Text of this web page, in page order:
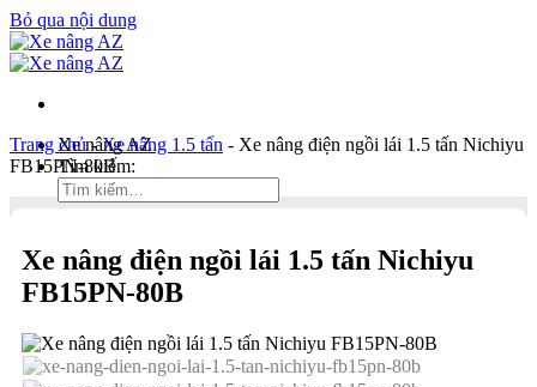
Bỏ qua nội dung
Xe nâng AZ
Tìm kiếm:
Duy Hòa
0903 333 581
Bản đồ
Trang chủ-Xe nâng 1.5 tấn - Xe nâng điện ngồi lái 1.5 tấn Nichiyu
FB15PN-80B
Xe nâng điện ngồi lái 1.5 tấn Nichiyu
FB15PN-80B